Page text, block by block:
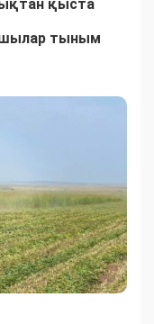
қыста
тыным